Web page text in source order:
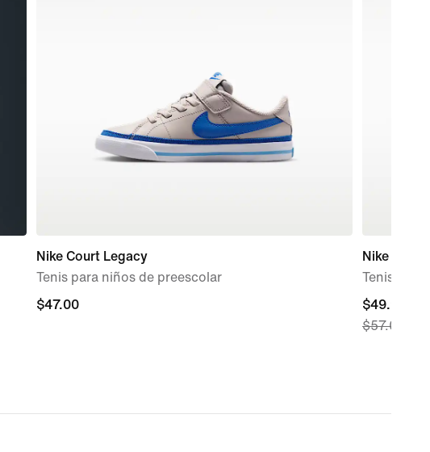
Nike Court Legacy
Tenis para niños de preescolar
$47.00
$47.00
Nike Star
Tenis de
current
price
$57.00
$49.97
$57.00